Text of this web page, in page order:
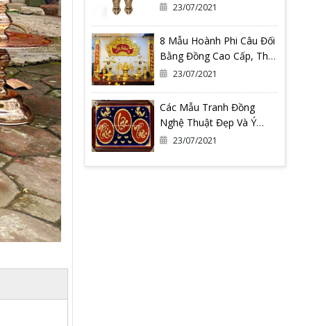
Tại Đồ Đồng Quang
23/07/2021
8 Mẫu Hoành Phi Câu Đối
Bằng Đồng Cao Cấp, Thờ
Gia Tiên
23/07/2021
Các Mẫu Tranh Đồng
Nghệ Thuật Đẹp Và Ý
Nghĩa Nhất Tại Đồ Đồng
23/07/2021